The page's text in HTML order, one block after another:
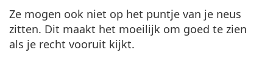
Ze mogen ook niet op het puntje van je neus
zitten. Dit maakt het moeilijk om goed te zien
als je recht vooruit kijkt.